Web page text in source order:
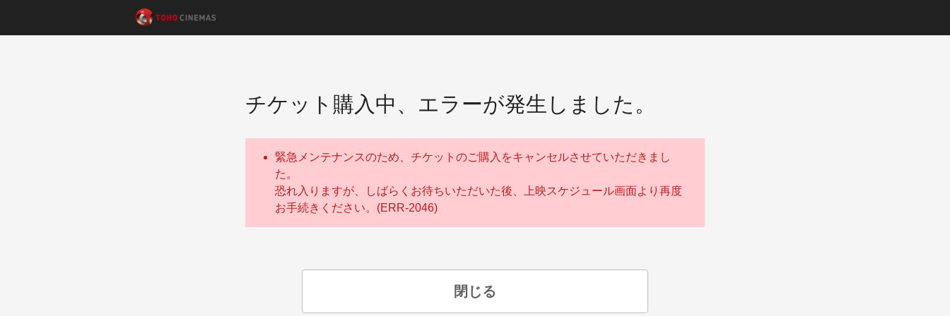
チケット購入中、エラーが発生しました。
緊急メンテナンスのため、チケットのご購入をキャンセルさせていただきまし
た。
恐れ入りますが、しばらくお待ちいただいた後、上映スケジュール画面より再度
お手続きください。(ERR-2046)
閉じる